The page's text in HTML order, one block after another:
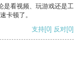
是看视频、玩游戏还是工
卡顿了。
支持[0] 反对[0]